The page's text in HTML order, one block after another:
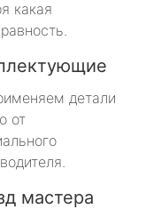
какая
детали
от
мастера